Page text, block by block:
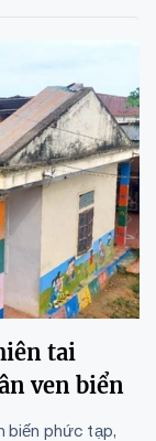
tai
ven biển
biến phức tạp,